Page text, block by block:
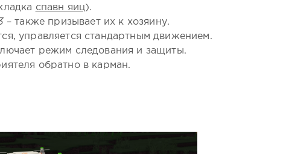
спавн яиц).
– также призывает их к хозяину.
управляется стандартным движением.
режим следования и защиты.
обратно в карман.